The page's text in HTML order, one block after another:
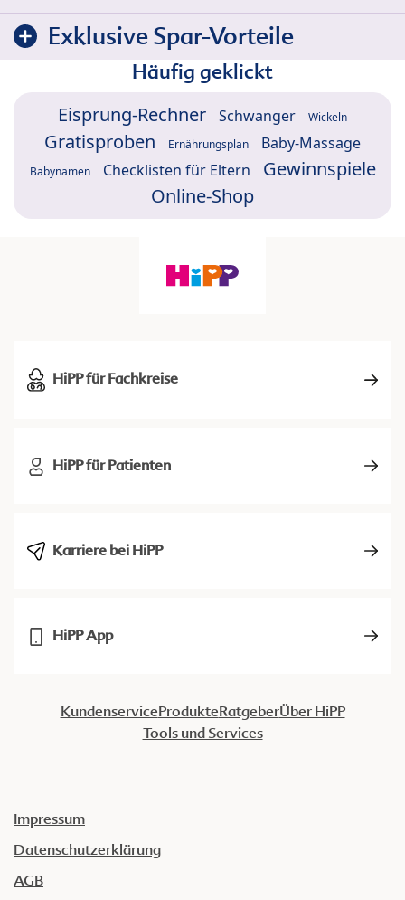
Exklusive Spar-Vorteile
Häufig geklickt
Eisprung-Rechner Schwanger Wickeln
Gratisproben Ernährungsplan Baby-Massage
Babynamen Checklisten für Eltern
Gewinnspiele
Online-Shop
HiPP für Fachkreise
HiPP für Patienten
Karriere bei HiPP
HiPP App
KundenserviceProdukteRatgeberÜber HiPP
Tools und Services
Impressum
Datenschutzerklärung
AGB